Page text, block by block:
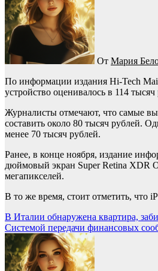
От Мария
По информации издания Hi-Tech Mail, к концу 2024 года стоимость базового iPhone 16 на российском рынке значительно снизилась, составив от 75 до 80 тысяч рублей. В начале продаж
устройство оценивалось в 114
Журналисты отмечают, что самые
составить около 80 тысяч рублей.
менее 70 тысяч рублей.
Ранее, в конце ноября, издание
дюймовый экран Super Retina XDR
мегапикселей.
В то же время, стоит отметить, что
Навигация
по
записям
В Италии обнаружена квартира,
Системой передачи финансовых